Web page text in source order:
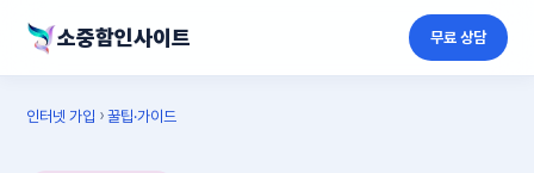
소중함인사이트 무료 상담
인터넷 가입 › 꿀팁·가이드